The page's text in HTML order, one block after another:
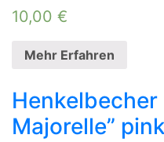
10,00 €
Mehr Erfahren
Henkelbecher
Majorelle”